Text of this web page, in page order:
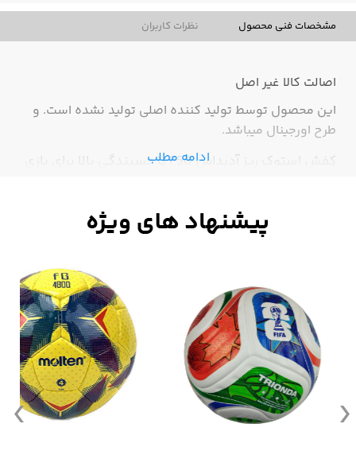
مشخصات فنی محصول نظرات کاربران
اصالت کالا غیر اصل
این محصول توسط تولید کننده اصلی تولید نشده است. و
طرح اورجینال میباشد.
کفش استوک ریز آدیداس F50 با چسبندگی بالا برای بازی
انتخاب عالیه. طراحی کفش کاملاً به‌ روز و حرفه‌ ایه، با
چمن مصنوعی ساخته شده؛ یعنی هم از سر خوردن
جلوگیری می‌کنه، هم تعادل خیلی خوبی بهت می‌ده،
مخصوصاً موقع شوت یا تغییر جهت سریع،رویه‌ ی کفش از
جنس الیاف فشرده‌ی نرم و با دوامه که هم تنفس‌پذیره،
هم توی پا خیلی خوب می‌خوابه. طراحی آج زیره با پترن
خاص، باعث می‌شه حتی روی چمن‌های نسبتا خشک هم
عالی عمل کنه. از لحاظ وزن، کفش خیلی سبکه و اصلاً
ادامه مطلب